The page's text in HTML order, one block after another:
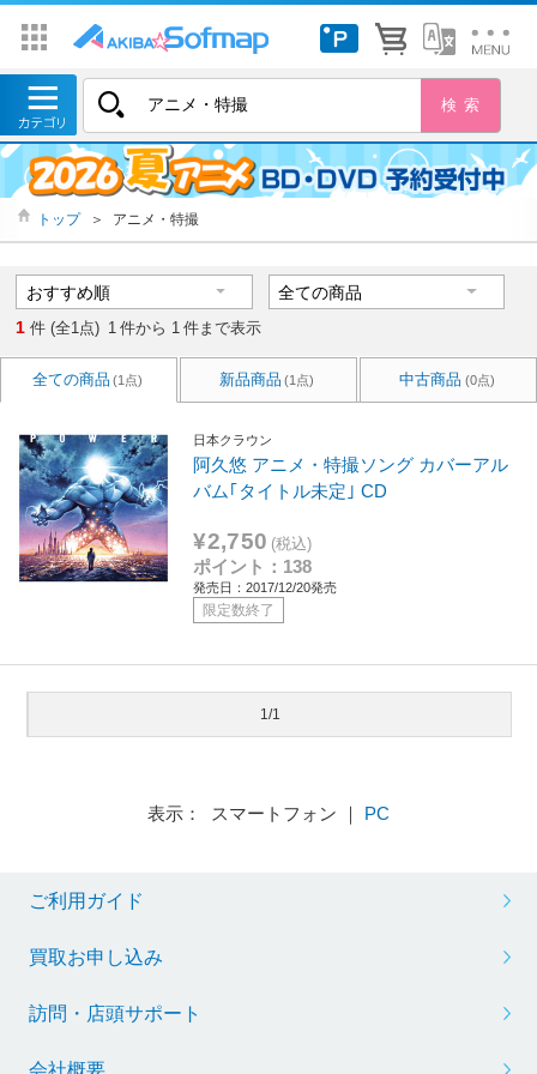
トップ ＞ アニメ・特撮
1 件 (全1点) 1 件から 1 件まで表示
全ての商品 (1点) 新品商品 (1点) 中古商品 (0点)
日本クラウン
阿久悠 アニメ・特撮ソング カバーアル
バム｢タイトル未定｣ CD
¥2,750 (税込)
ポイント：138
発売日：2017/12/20発売
限定数終了
1/1
表示： スマートフォン ｜ PC
ご利用ガイド
買取お申し込み
訪問・店頭サポート